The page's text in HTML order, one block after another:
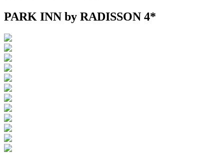
PARK INN by RADISSON 4*